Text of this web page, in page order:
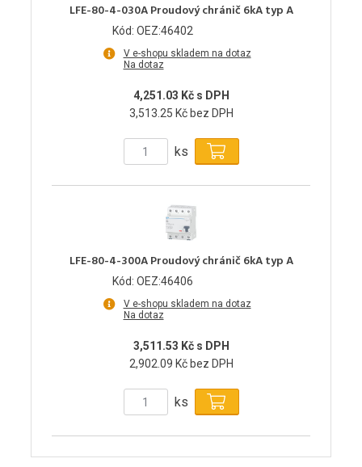
LFE-80-4-030A Proudový chránič 6kA typ A
Kód: OEZ:46402
V e-shopu skladem na dotaz
Na dotaz
4,251.03 Kč s DPH
3,513.25 Kč bez DPH
ks
LFE-80-4-300A Proudový chránič 6kA typ A
Kód: OEZ:46406
V e-shopu skladem na dotaz
Na dotaz
3,511.53 Kč s DPH
2,902.09 Kč bez DPH
ks